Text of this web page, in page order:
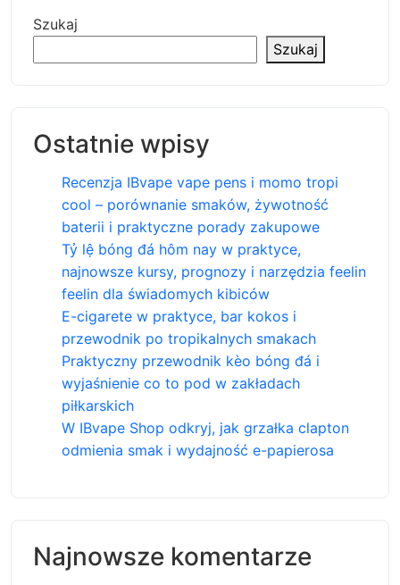
Szukaj
Szukaj
Ostatnie wpisy
Recenzja IBvape vape pens i momo tropi
cool – porównanie smaków, żywotność
baterii i praktyczne porady zakupowe
Tỷ lệ bóng đá hôm nay w praktyce,
najnowsze kursy, prognozy i narzędzia feelin
feelin dla świadomych kibiców
E-cigarete w praktyce, bar kokos i
przewodnik po tropikalnych smakach
Praktyczny przewodnik kèo bóng đá i
wyjaśnienie co to pod w zakładach
piłkarskich
W IBvape Shop odkryj, jak grzałka clapton
odmienia smak i wydajność e-papierosa
Najnowsze komentarze